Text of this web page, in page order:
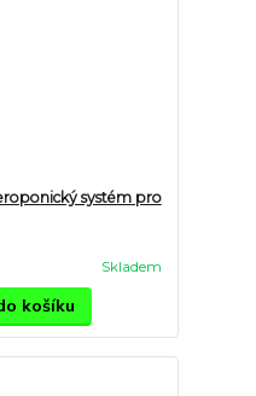
systém pro
Skladem
košíku